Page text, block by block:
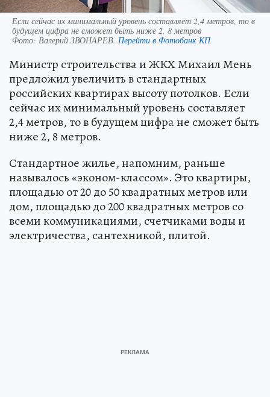
Если сейчас их минимальный уровень составляет 2,4 метров, то в
будущем цифра не сможет быть ниже 2, 8 метров
Фото: Валерий ЗВОНАРЕВ. Перейти в Фотобанк КП
Министр строительства и ЖКХ Михаил Мень
предложил увеличить в стандартных
российских квартирах высоту потолков. Если
сейчас их минимальный уровень составляет
2,4 метров, то в будущем цифра не сможет быть
ниже 2, 8 метров.
Стандартное жилье, напомним, раньше
называлось «эконом-классом». Это квартиры,
площадью от 20 до 50 квадратных метров или
дом, площадью до 200 квадратных метров со
всеми коммуникациями, счетчиками воды и
электричества, сантехникой, плитой.